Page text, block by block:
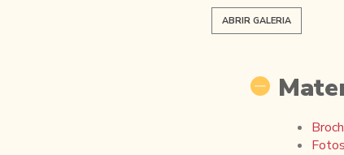
ABRIR GALERIA